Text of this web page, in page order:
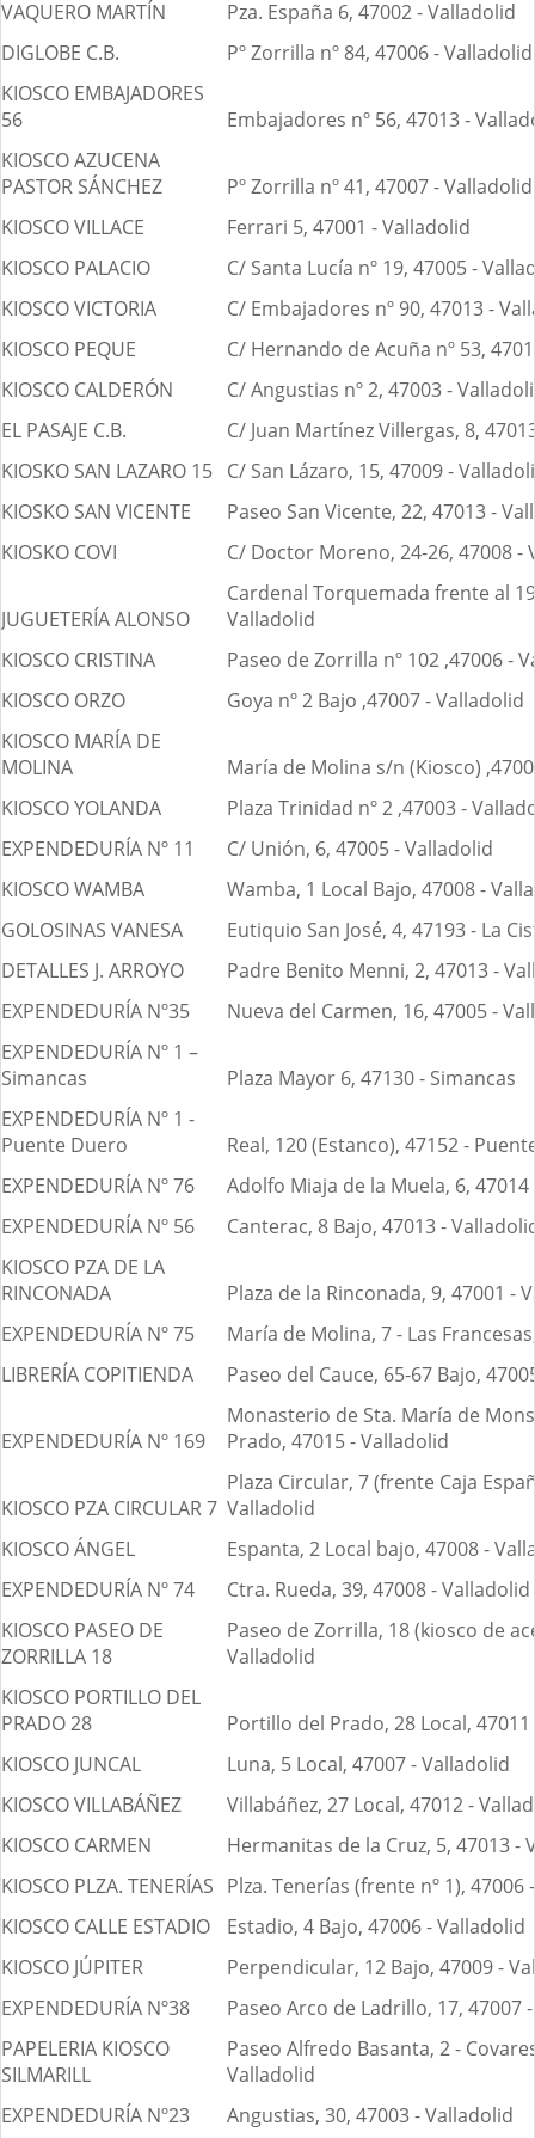
VAQUERO MARTÍN
Pza. España 6, 47002 - Valladolid
DIGLOBE C.B.
Pº Zorrilla nº 84, 47006 - Valladolid
KIOSCO EMBAJADORES
56
Embajadores nº 56, 47013 -
KIOSCO AZUCENA
PASTOR SÁNCHEZ
Pº Zorrilla nº 41, 47007 - Valladolid
KIOSCO VILLACE
Ferrari 5, 47001 - Valladolid
KIOSCO PALACIO
C/ Santa Lucía nº 19, 47005 -
KIOSCO VICTORIA
C/ Embajadores nº 90, 47013 -
KIOSCO PEQUE
C/ Hernando de Acuña nº 53,
KIOSCO CALDERÓN
C/ Angustias nº 2, 47003 -
EL PASAJE C.B.
C/ Juan Martínez Villergas, 8,
KIOSKO SAN LAZARO 15 C/ San Lázaro, 15, 47009 -
KIOSKO SAN VICENTE
Paseo San Vicente, 22, 47013 -
KIOSKO COVI
C/ Doctor Moreno, 24-26, 47008 -
JUGUETERÍA ALONSO
Cardenal Torquemada frente al
Valladolid
KIOSCO CRISTINA
Paseo de Zorrilla nº 102 ,47006 -
KIOSCO ORZO
Goya nº 2 Bajo ,47007 - Valladolid
KIOSCO MARÍA DE
MOLINA
María de Molina s/n (Kiosco)
KIOSCO YOLANDA
Plaza Trinidad nº 2 ,47003 -
EXPENDEDURÍA Nº 11
C/ Unión, 6, 47005 - Valladolid
KIOSCO WAMBA
Wamba, 1 Local Bajo, 47008 -
GOLOSINAS VANESA
Eutiquio San José, 4, 47193 - La
DETALLES J. ARROYO
Padre Benito Menni, 2, 47013 -
EXPENDEDURÍA Nº35
Nueva del Carmen, 16, 47005 -
EXPENDEDURÍA Nº 1 –
Simancas
Plaza Mayor 6, 47130 - Simancas
EXPENDEDURÍA Nº 1 -
Puente Duero
Real, 120 (Estanco), 47152 -
EXPENDEDURÍA Nº 76
Adolfo Miaja de la Muela, 6,
EXPENDEDURÍA Nº 56
Canterac, 8 Bajo, 47013 -
KIOSCO PZA DE LA
RINCONADA
Plaza de la Rinconada, 9, 47001 -
EXPENDEDURÍA Nº 75
María de Molina, 7 - Las
LIBRERÍA COPITIENDA
Paseo del Cauce, 65-67 Bajo,
EXPENDEDURÍA Nº 169
Monasterio de Sta. María de
Prado, 47015 - Valladolid
KIOSCO PZA CIRCULAR 7
Plaza Circular, 7 (frente Caja
Valladolid
KIOSCO ÁNGEL
Espanta, 2 Local bajo, 47008 -
EXPENDEDURÍA Nº 74
Ctra. Rueda, 39, 47008 - Valladolid
KIOSCO PASEO DE
ZORRILLA 18
Paseo de Zorrilla, 18 (kiosco de
Valladolid
KIOSCO PORTILLO DEL
PRADO 28
Portillo del Prado, 28 Local,
KIOSCO JUNCAL
Luna, 5 Local, 47007 - Valladolid
KIOSCO VILLABÁÑEZ
Villabáñez, 27 Local, 47012 -
KIOSCO CARMEN
Hermanitas de la Cruz, 5, 47013 -
KIOSCO PLZA. TENERÍAS Plza. Tenerías (frente nº 1), 47006
KIOSCO CALLE ESTADIO
Estadio, 4 Bajo, 47006 - Valladolid
KIOSCO JÚPITER
Perpendicular, 12 Bajo, 47009 -
EXPENDEDURÍA Nº38
Paseo Arco de Ladrillo, 17, 47007
PAPELERIA KIOSCO
SILMARILL
Paseo Alfredo Basanta, 2 -
Valladolid
EXPENDEDURÍA Nº23
Angustias, 30, 47003 - Valladolid